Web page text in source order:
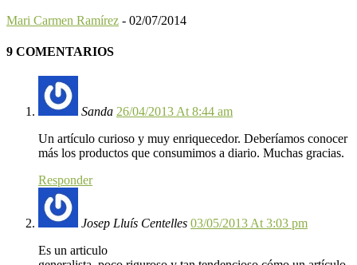
Mari Carmen Ramírez - 02/07/2014
9 COMENTARIOS
Sanda 26/04/2013 At 8:44 am
Un artículo curioso y muy enriquecedor. Deberíamos conocer
más los productos que consumimos a diario. Muchas gracias.
Responder
Josep Lluís Centelles 03/05/2013 At 3:03 pm
Es un articulo